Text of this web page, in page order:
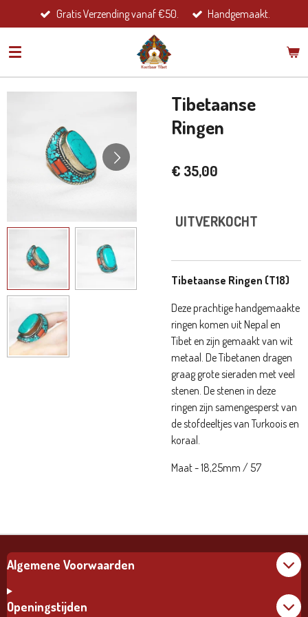
direct
naar
hoofdinhoud
Gratis Verzending vanaf €50. Handgemaakt.
Tibetaanse
Ringen
€ 35,00
UITVERKOCHT
Tibetaanse Ringen (T18)
Deze prachtige handgemaakte
ringen komen uit Nepal en
Tibet en zijn gemaakt van wit
metaal. De Tibetanen dragen
graag grote sieraden met veel
stenen. De stenen in deze
ringen zijn samengesperst van
de stofdeeltjes van Turkoois en
koraal.
Maat - 18,25mm / 57
Algemene Voorwaarden
Openingstijden